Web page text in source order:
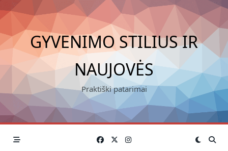
Skip
to
content
GYVENIMO STILIUS IR
NAUJOVĖS
Praktiški patarimai